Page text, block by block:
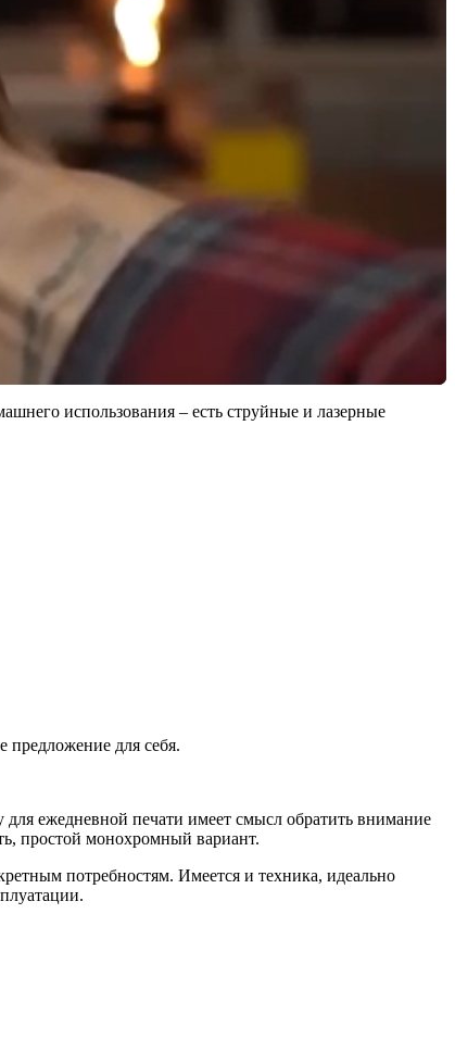
использования – есть струйные и лазерные
предложение для себя.
ежедневной печати имеет смысл обратить внимание
простой монохромный вариант.
потребностям. Имеется и техника, идеально